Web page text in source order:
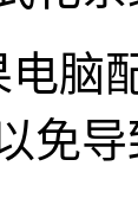
电脑
免